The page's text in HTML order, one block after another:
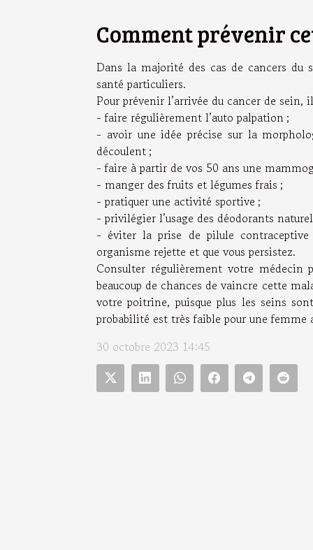
Comment prévenir
Dans la majorité des cas de cancers du
santé particuliers.
Pour prévenir l’arrivée du cancer de sein,
- faire régulièrement l’auto palpation ;
- avoir une idée précise sur la
découlent ;
- faire à partir de vos 50 ans une
- manger des fruits et légumes frais ;
- pratiquer une activité sportive ;
- privilégier l’usage des déodorants
- éviter la prise de pilule contraceptive
organisme rejette et que vous persistez.
Consulter régulièrement votre médecin
beaucoup de chances de vaincre cette
votre poitrine, puisque plus les seins
probabilité est très faible pour une
30 octobre 2023 14:45